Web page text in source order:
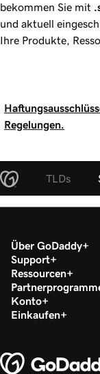
bekommen Sie mit
und aktuell
Ihre Produkte,
Regelungen.
TLDs
Über GoDaddy
Support
Ressourcen
Konto
Einkaufen